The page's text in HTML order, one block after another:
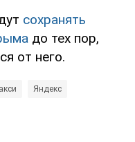
сохранять
до тех пор,
от него.
Яндекс